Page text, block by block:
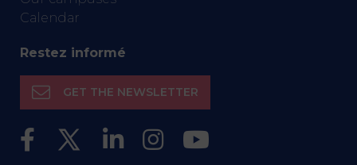
Calendar
Restez informé
GET THE NEWSLETTER